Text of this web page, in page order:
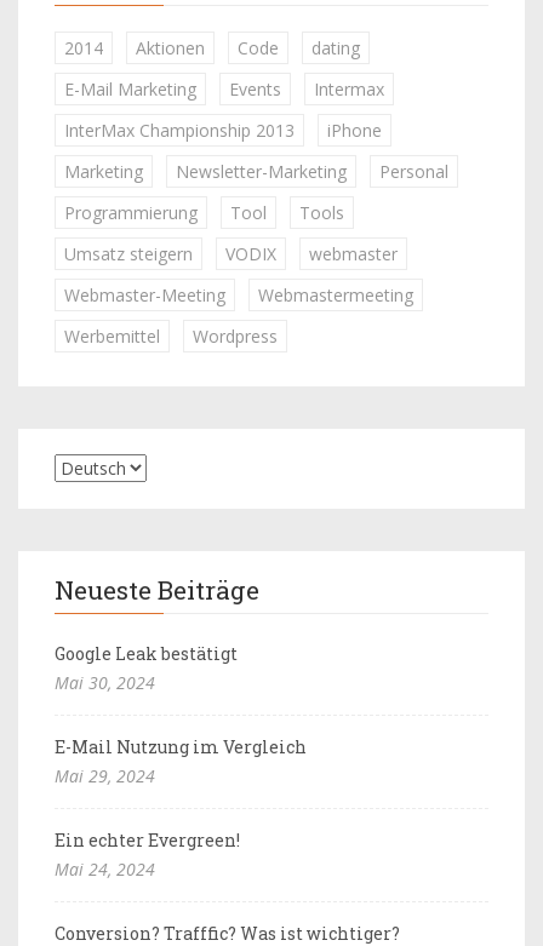
2014 Aktionen Code
dating
E-Mail Marketing
Events
Intermax
InterMax Championship 2013
iPhone
Marketing
Newsletter-Marketing
Personal
Programmierung
Tool
Tools
Umsatz steigern
VODIX
webmaster
Webmaster-Meeting
Webmastermeeting
Werbemittel
Wordpress
Neueste Beiträge
Google Leak bestätigt
Mai 30, 2024
E-Mail Nutzung im Vergleich
Mai 29, 2024
Ein echter Evergreen!
Mai 24, 2024
Conversion? Trafffic? Was ist wichtiger?